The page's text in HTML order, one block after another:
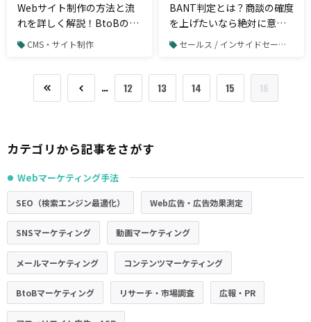
Webサイト制作の方法と流
れを詳しく解説！BtoBの注
意点も紹介
CMS・サイト制作
BANT判定とは？商談の確度
を上げたいなら絶対に意
識、営業やテレアポで実践
するべきフレームワーク
セールス / インサイドセールス
… 12 13 14 15 16
カテゴリから記事をさがす
● Webマーケティング手法
SEO（検索エンジン最適化） Web広告・広告効果測定
SNSマーケティング 動画マーケティング
メールマーケティング コンテンツマーケティング
BtoBマーケティング リサーチ・市場調査 広報・PR